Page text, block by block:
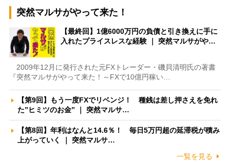
突然マルサがやって来た！
【最終回】1億6000万円の負債と引き換えに手に
入れたプライスレスな経験 ｜ 突然マルサがや…
2009年12月に発行された元FXトレーダー・磯貝清明氏の著書
『突然マルサがやって来た！～FXで10億円稼い…
【第9回】もう一度FXでリベンジ！ 種銭は差し押さえを免れ
た”ヒミツのお金” ｜ 突然マルサ…
【第8回】年利はなんと14.6％！ 毎日5万円超の延滞税が積み
上がっていく ｜ 突然マルサ…
一覧を見る